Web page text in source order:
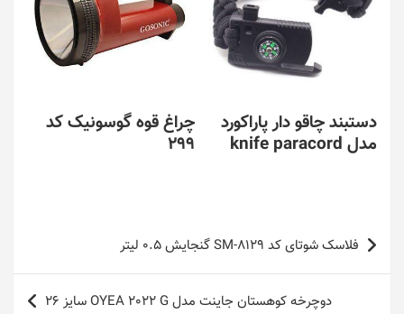
دستبند چاقو دار پاراکورد
مدل knife paracord
چراغ قوه گوسونیک کد
299
راهبری
نوشته
فلاسک شوتای کد SM-8129 گنجایش 0.5 لیتر
دوچرخه کوهستان جاینت مدل OYEA 2022 G سايز 26